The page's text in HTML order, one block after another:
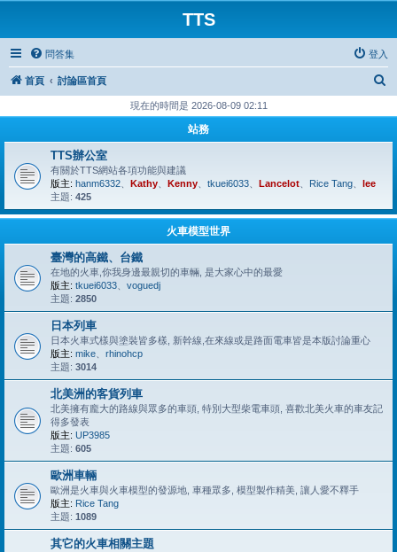
TTS
問答集 登入
首頁 討論區首頁
現在的時間是 2026-08-09 02:11
站務
TTS辦公室
有關於TTS網站各項功能與建議
版主: hanm6332 Kathy Kenny tkuei6033 Lancelot Rice Tang
lee
主題: 425
火車模型世界
臺灣的高鐵、台鐵
在地的火車,你我身邊最親切的車輛, 是大家心中的最愛
版主: tkuei6033
voguedj
主題: 2850
日本列車
日本火車式樣與塗裝皆多樣, 新幹線,在來線或是路面電車皆是本版討論重心
版主: mike
rhinohcp
主題: 3014
北美洲的客貨列車
北美擁有龐大的路線與眾多的車頭, 特別大型柴電車頭, 喜歡北美火車的車友記
得多發表
版主: UP3985
主題: 605
歐洲車輛
歐洲是火車與火車模型的發源地, 車種眾多, 模型製作精美, 讓人愛不釋手
版主: Rice Tang
主題: 1089
其它的火車相關主題